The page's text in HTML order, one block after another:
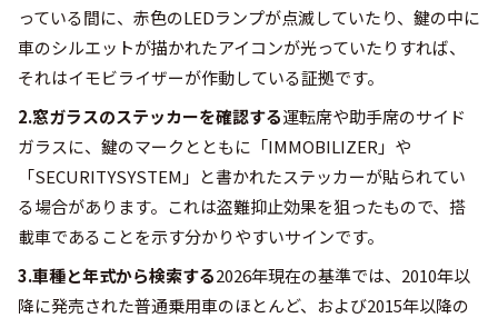
っている間に、赤色のLEDランプが点滅していたり、鍵の中に
車のシルエットが描かれたアイコンが光っていたりすれば、
それはイモビライザーが作動している証拠です。
2.窓ガラスのステッカーを確認する運転席や助手席のサイド
ガラスに、鍵のマークとともに「IMMOBILIZER」や
「SECURITYSYSTEM」と書かれたステッカーが貼られてい
る場合があります。これは盗難抑止効果を狙ったもので、搭
載車であることを示す分かりやすいサインです。
3.車種と年式から検索する2026年現在の基準では、2010年以
降に発売された普通乗用車のほとんど、および2015年以降の